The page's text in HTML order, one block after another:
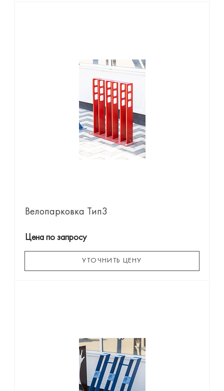
Велопарковка Тип3
Цена по запросу
УТОЧНИТЬ ЦЕНУ